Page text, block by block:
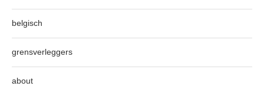
belgisch
grensverleggers
about